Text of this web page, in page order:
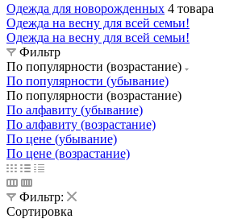
Одежда для новорожденных 4 товара
Одежда на весну для всей семьи!
Одежда на весну для всей семьи!
Фильтр
По популярности (возрастание)
По популярности (убывание)
По популярности (возрастание)
По алфавиту (убывание)
По алфавиту (возрастание)
По цене (убывание)
По цене (возрастание)
Фильтр:
Сортировка